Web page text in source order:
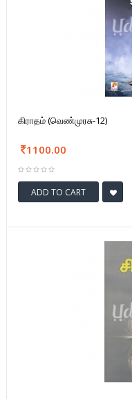
கிராதம் (வெண்முரசு-12)
1100.00
ADD TO CART